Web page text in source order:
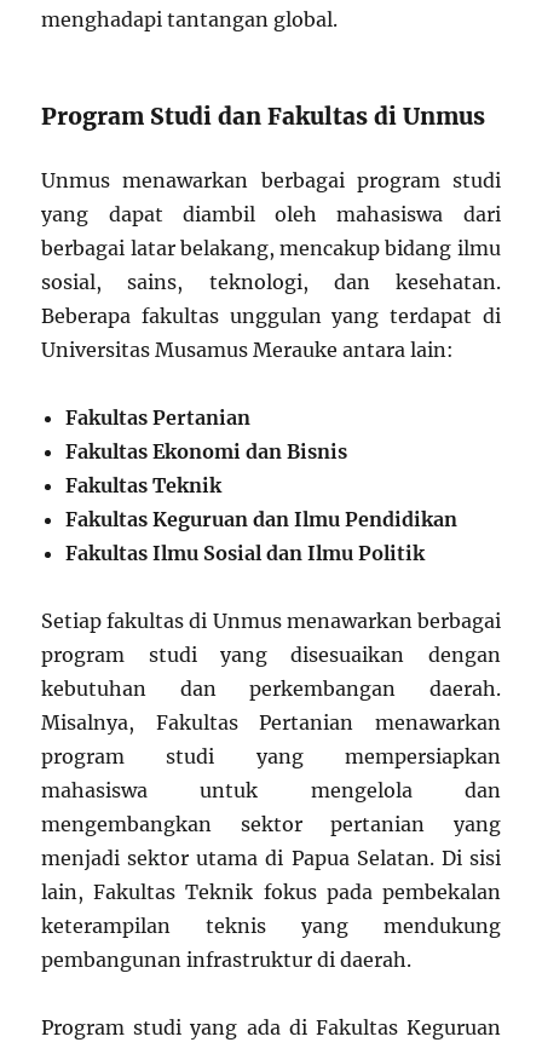
menghadapi tantangan global.
Program Studi dan Fakultas di Unmus
Unmus menawarkan berbagai program studi
yang dapat diambil oleh mahasiswa dari
berbagai latar belakang, mencakup bidang ilmu
sosial, sains, teknologi, dan kesehatan.
Beberapa fakultas unggulan yang terdapat di
Universitas Musamus Merauke antara lain:
Fakultas Pertanian
Fakultas Ekonomi dan Bisnis
Fakultas Teknik
Fakultas Keguruan dan Ilmu Pendidikan
Fakultas Ilmu Sosial dan Ilmu Politik
Setiap fakultas di Unmus menawarkan berbagai
program studi yang disesuaikan dengan
kebutuhan dan perkembangan daerah.
Misalnya, Fakultas Pertanian menawarkan
program studi yang mempersiapkan
mahasiswa untuk mengelola dan
mengembangkan sektor pertanian yang
menjadi sektor utama di Papua Selatan. Di sisi
lain, Fakultas Teknik fokus pada pembekalan
keterampilan teknis yang mendukung
pembangunan infrastruktur di daerah.
Program studi yang ada di Fakultas Keguruan